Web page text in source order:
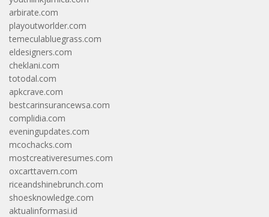
arbirate.com
playoutworlder.com
temeculabluegrass.com
eldesigners.com
cheklani.com
totodal.com
apkcrave.com
bestcarinsurancewsa.com
complidia.com
eveningupdates.com
mcochacks.com
mostcreativeresumes.com
oxcarttavern.com
riceandshinebrunch.com
shoesknowledge.com
aktualinformasi.id